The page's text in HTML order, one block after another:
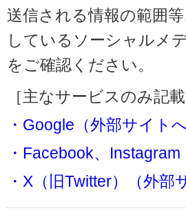
送信される情報の範囲
しているソーシャルメ
をご確認ください。
［主なサービスのみ記載
・Google（外部サイト
・Facebook、
・X（旧Twitter）（外部